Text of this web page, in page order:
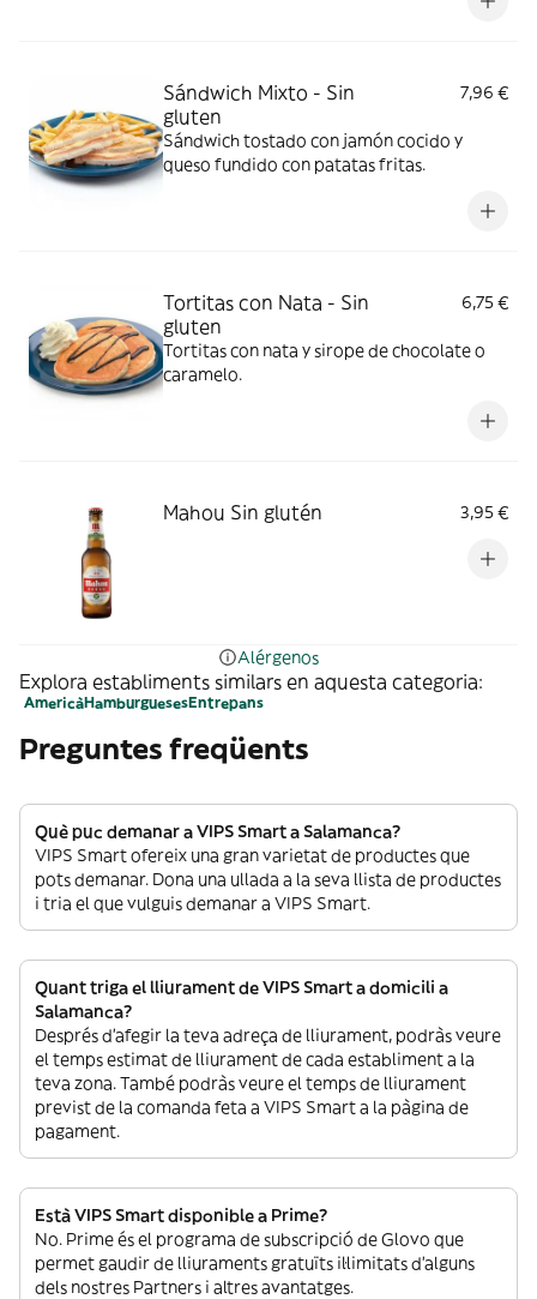
Sándwich Mixto - Sin
gluten
7,96 €
Sándwich tostado con jamón cocido y
queso fundido con patatas fritas.
Tortitas con Nata - Sin
gluten
6,75 €
Tortitas con nata y sirope de chocolate o
caramelo.
Mahou Sin glutén 3,95 €
Alérgenos
Explora establiments similars en aquesta categoria:
AmericàHamburguesesEntrepans
Preguntes freqüents
Què puc demanar a VIPS Smart a Salamanca?
VIPS Smart ofereix una gran varietat de productes que
pots demanar. Dona una ullada a la seva llista de productes
i tria el que vulguis demanar a VIPS Smart.
Quant triga el lliurament de VIPS Smart a domicili a
Salamanca?
Després d’afegir la teva adreça de lliurament, podràs veure
el temps estimat de lliurament de cada establiment a la
teva zona. També podràs veure el temps de lliurament
previst de la comanda feta a VIPS Smart a la pàgina de
pagament.
Està VIPS Smart disponible a Prime?
No. Prime és el programa de subscripció de Glovo que
permet gaudir de lliuraments gratuïts il·limitats d’alguns
dels nostres Partners i altres avantatges.